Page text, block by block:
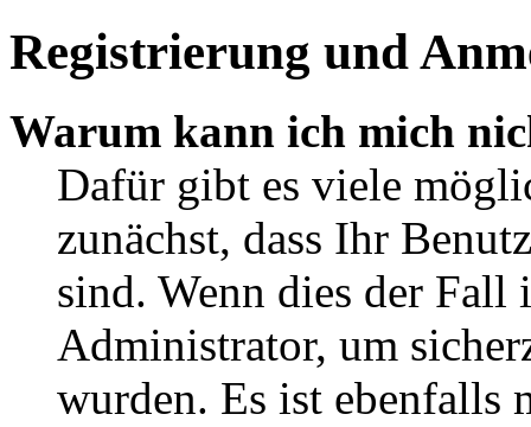
Registrierung und
Warum kann ich mich
Dafür gibt es viele
zunächst, dass Ihr
sind. Wenn dies der Fall
Administrator, um
wurden. Es ist ebenfalls